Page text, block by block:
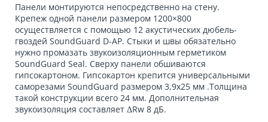
Панели монтируются непосредственно на стену.
Крепеж одной панели размером 1200×800
осуществляется с помощью 12 акустических дюбель-
гвоздей SoundGuard D-AP. Стыки и швы обязательно
нужно промазать звукоизоляционным герметиком
SoundGuard Seal. Сверху панели обшиваются
гипсокартоном. Гипсокартон крепится универсальными
саморезами SoundGuard размером 3,9x25 мм .Толщина
такой конструкции всего 24 мм. Дополнительная
звукоизоляция составляет ΔRw 8 дБ.